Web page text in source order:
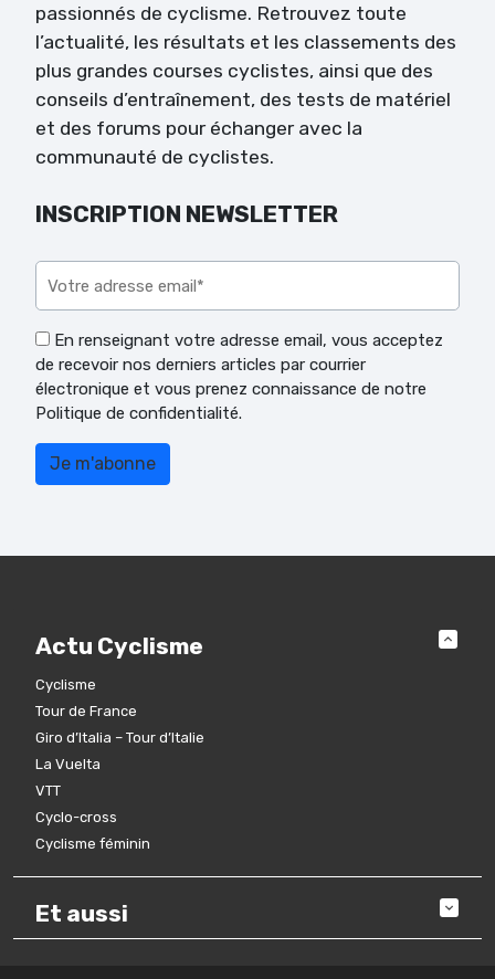
passionnés de cyclisme. Retrouvez toute
l’actualité, les résultats et les classements des
plus grandes courses cyclistes, ainsi que des
conseils d’entraînement, des tests de matériel
et des forums pour échanger avec la
communauté de cyclistes.
INSCRIPTION NEWSLETTER
En renseignant votre adresse email, vous acceptez
de recevoir nos derniers articles par courrier
électronique et vous prenez connaissance de notre
Politique de confidentialité.
Actu Cyclisme
Cyclisme
Tour de France
Giro d’Italia – Tour d’Italie
La Vuelta
VTT
Cyclo-cross
Cyclisme féminin
Et aussi